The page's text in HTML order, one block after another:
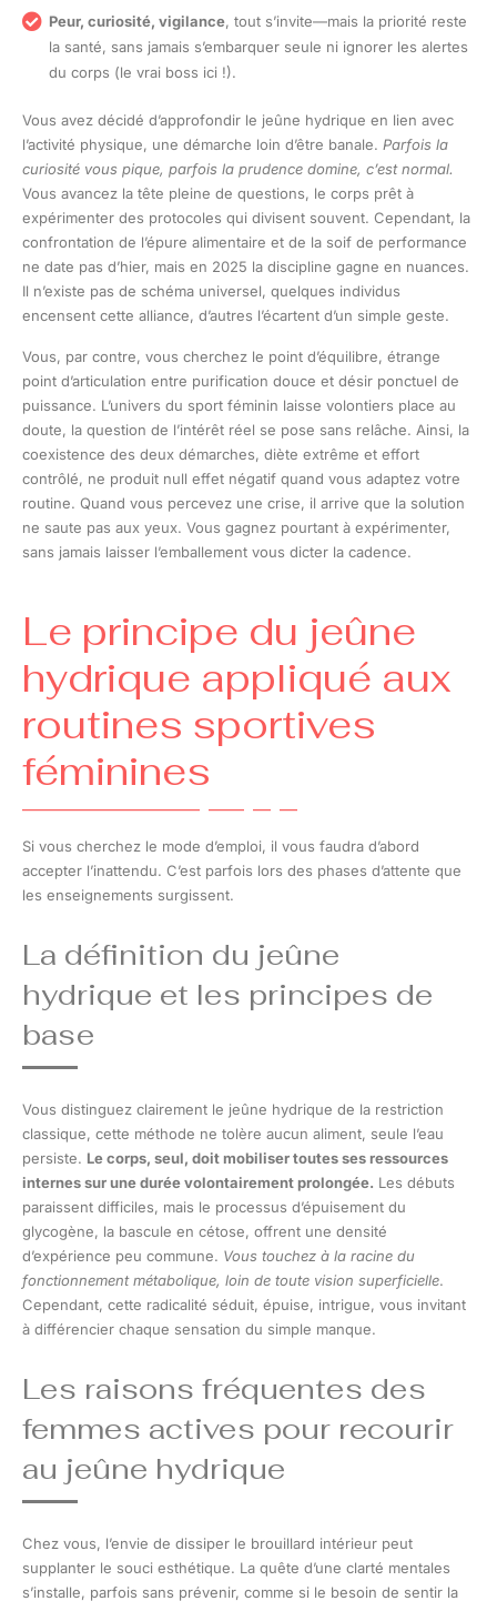
Peur, curiosité, vigilance, tout s’invite—mais la priorité reste
la santé, sans jamais s’embarquer seule ni ignorer les alertes
du corps (le vrai boss ici !).
Vous avez décidé d’approfondir le jeûne hydrique en lien avec
l’activité physique, une démarche loin d’être banale. Parfois la
curiosité vous pique, parfois la prudence domine, c’est normal.
Vous avancez la tête pleine de questions, le corps prêt à
expérimenter des protocoles qui divisent souvent. Cependant, la
confrontation de l’épure alimentaire et de la soif de performance
ne date pas d’hier, mais en 2025 la discipline gagne en nuances.
Il n’existe pas de schéma universel, quelques individus
encensent cette alliance, d’autres l’écartent d’un simple geste.
Vous, par contre, vous cherchez le point d’équilibre, étrange
point d’articulation entre purification douce et désir ponctuel de
puissance. L’univers du sport féminin laisse volontiers place au
doute, la question de l’intérêt réel se pose sans relâche. Ainsi, la
coexistence des deux démarches, diète extrême et effort
contrôlé, ne produit null effet négatif quand vous adaptez votre
routine. Quand vous percevez une crise, il arrive que la solution
ne saute pas aux yeux. Vous gagnez pourtant à expérimenter,
sans jamais laisser l’emballement vous dicter la cadence.
Le principe du jeûne
hydrique appliqué aux
routines sportives
féminines
Si vous cherchez le mode d’emploi, il vous faudra d’abord
accepter l’inattendu. C’est parfois lors des phases d’attente que
les enseignements surgissent.
La définition du jeûne
hydrique et les principes de
base
Vous distinguez clairement le jeûne hydrique de la restriction
classique, cette méthode ne tolère aucun aliment, seule l’eau
persiste. Le corps, seul, doit mobiliser toutes ses ressources
internes sur une durée volontairement prolongée. Les débuts
paraissent difficiles, mais le processus d’épuisement du
glycogène, la bascule en cétose, offrent une densité
d’expérience peu commune. Vous touchez à la racine du
fonctionnement métabolique, loin de toute vision superficielle.
Cependant, cette radicalité séduit, épuise, intrigue, vous invitant
à différencier chaque sensation du simple manque.
Les raisons fréquentes des
femmes actives pour recourir
au jeûne hydrique
Chez vous, l’envie de dissiper le brouillard intérieur peut
supplanter le souci esthétique. La quête d’une clarté mentales
s’installe, parfois sans prévenir, comme si le besoin de sentir la